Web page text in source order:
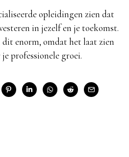
opleidingen zien dat
in jezelf en je toekomst.
dit enorm, omdat het laat zien
professionele groei.